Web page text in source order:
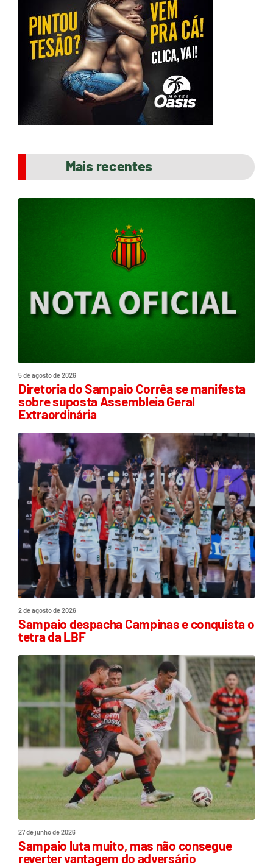
Mais recentes
5 de agosto de 2026
Diretoria do Sampaio Corrêa se manifesta
sobre suposta Assembleia Geral
Extraordinária
2 de agosto de 2026
Sampaio despacha Campinas e conquista o
tetra da LBF
27 de junho de 2026
Sampaio luta muito, mas não consegue
reverter vantagem do adversário